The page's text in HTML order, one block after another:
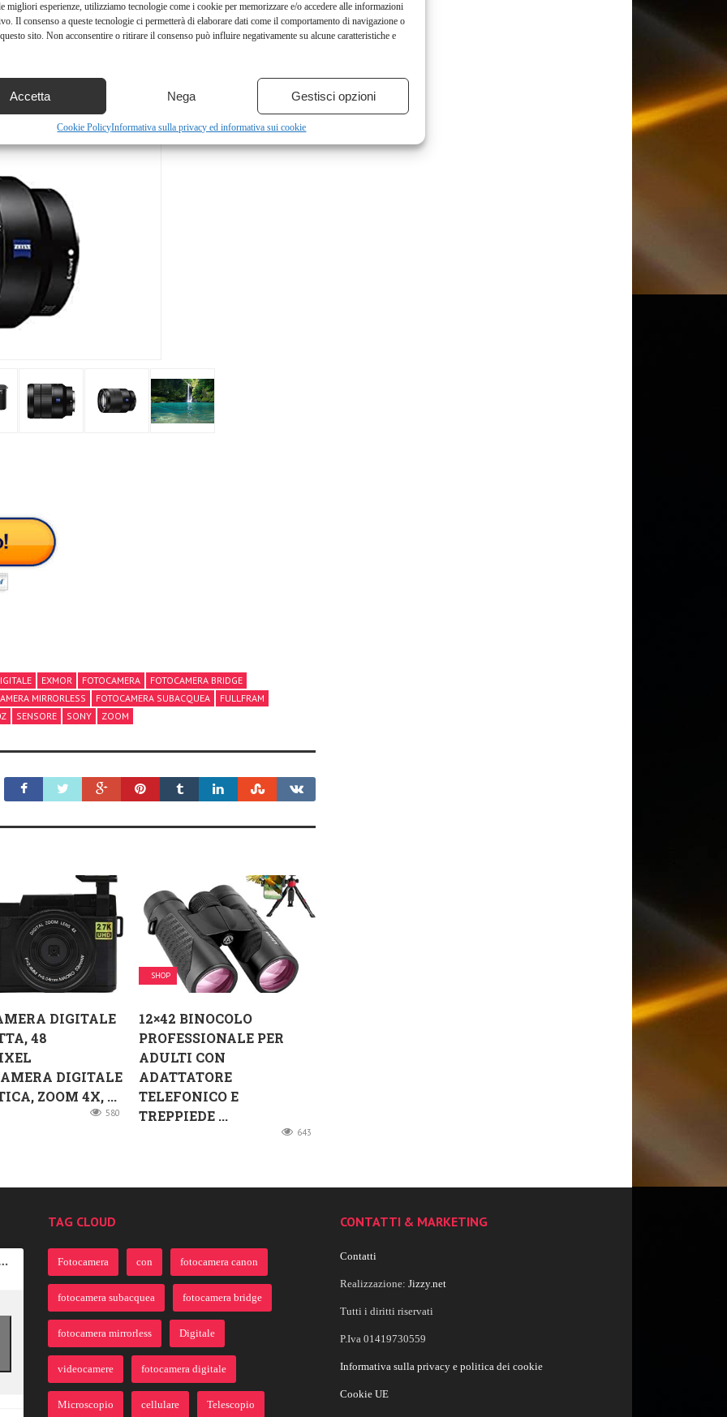
migliori esperienze, utilizziamo tecnologie come i cookie per memorizzare e/o accedere alle informazioni
Il consenso a queste tecnologie ci permetterà di elaborare dati come il comportamento di navigazione o
sito. Non acconsentire o ritirare il consenso può influire negativamente su alcune caratteristiche e
Accetta Nega Gestisci opzioni
Cookie PolicyInformativa sulla privacy ed informativa sui cookie
EXMOR FOTOCAMERA
FOTOCAMERA BRIDGE
MIRRORLESS
FOTOCAMERA SUBACQUEA
FULLFRAM
SENSORE SONY ZOOM
DIGITALE
48
DIGITALE
ZOOM 4X, ...
580
SHOP
12×42 BINOCOLO
PROFESSIONALE PER
ADULTI CON
ADATTATORE
TELEFONICO E
TREPPIEDE ...
643
TAG CLOUD
Fotocamera con fotocamera canon
fotocamera subacquea fotocamera bridge
fotocamera mirrorless Digitale
videocamere fotocamera digitale
Microscopio cellulare Telescopio
CONTATTI & MARKETING
Contatti
Realizzazione: Jizzy.net
Tutti i diritti riservati
P.Iva 01419730559
Informativa sulla privacy e politica dei cookie
Cookie UE